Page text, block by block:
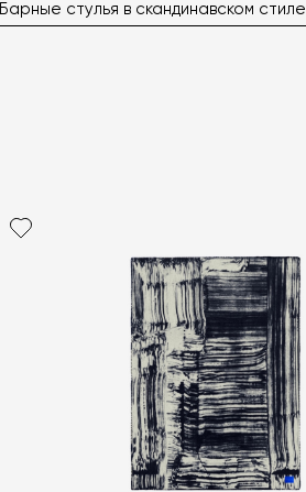
Барные стулья в скандинавском стиле